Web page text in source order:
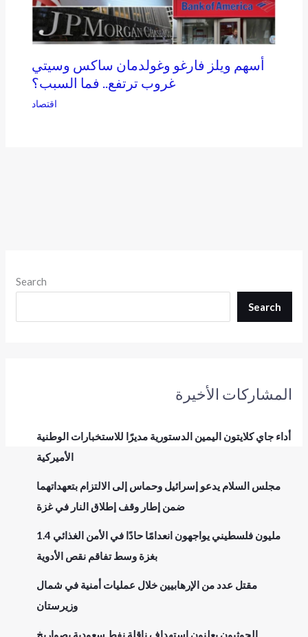
Search
Search
المشاركات الأخيرة
أداء جاي كلايتون اليمين الدستورية مديرًا للاستخبارات الوطنية
الأميركية
مجلس السلام يدعو إسرائيل وحماس إلى الالتزام بتعهداتهما
ضمن إطار وقف إطلاق النار في غزة
1.4 مليون فلسطيني يواجهون انعدامًا حادًا في الأمن الغذائي
بغزة وسط تفاقم نقص الأدوية
مقتل عدد من الإرهابيين خلال عمليات أمنية في شمال
وزيرستان
الحوثيون يعلنون استهداف ناقلة نفط سعودية بصواريخ
أسهم ويلز فارغو وغولدمان ساكس وسيتي
غروب ترتفع.. فما السبب؟
اقتصاد